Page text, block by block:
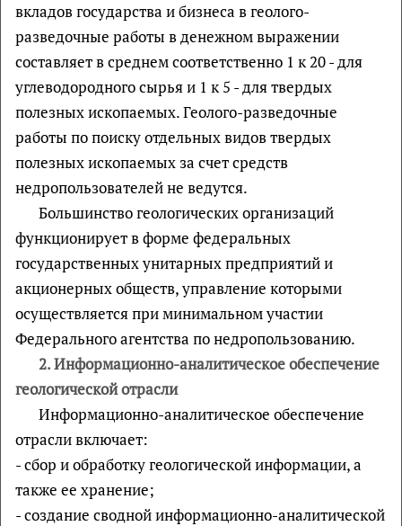
вкладов государства и бизнеса в геолого-
разведочные работы в денежном выражении
составляет в среднем соответственно 1 к 20 - для
углеводородного сырья и 1 к 5 - для твердых
полезных ископаемых. Геолого-разведочные
работы по поиску отдельных видов твердых
полезных ископаемых за счет средств
недропользователей не ведутся.
Большинство геологических организаций
функционирует в форме федеральных
государственных унитарных предприятий и
акционерных обществ, управление которыми
осуществляется при минимальном участии
Федерального агентства по недропользованию.
2. Информационно-аналитическое обеспечение
геологической отрасли
Информационно-аналитическое обеспечение
отрасли включает:
- сбор и обработку геологической информации, а
также ее хранение;
- создание сводной информационно-аналитической